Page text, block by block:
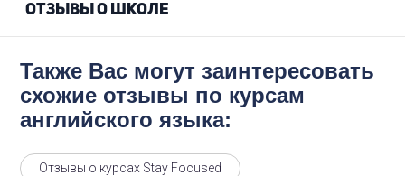
ОТЗЫВЫ О ШКОЛЕ
Также Вас могут заинтересовать
схожие отзывы по курсам
английского языка:
Отзывы о курсах Stay Focused